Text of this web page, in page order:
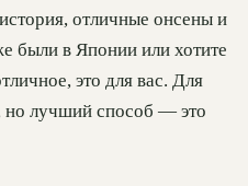
отличные онсены и
были в Японии или хотите
это для вас. Для
но лучший способ — это